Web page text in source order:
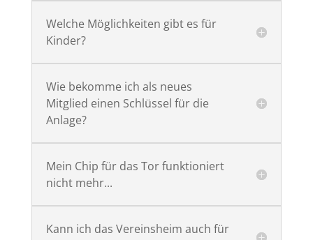
Welche Möglichkeiten gibt es für
Kinder?
Wie bekomme ich als neues
Mitglied einen Schlüssel für die
Anlage?
Mein Chip für das Tor funktioniert
nicht mehr...
Kann ich das Vereinsheim auch für